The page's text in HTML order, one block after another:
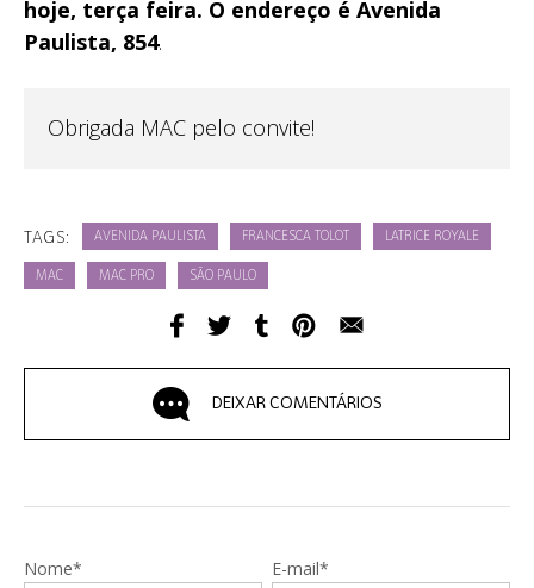
hoje, terça feira. O endereço é Avenida
Paulista, 854.
Obrigada MAC pelo convite!
TAGS: AVENIDA PAULISTA FRANCESCA TOLOT LATRICE ROYALE
MAC MAC PRO SÃO PAULO
DEIXAR COMENTÁRIOS
Nome* E-mail*